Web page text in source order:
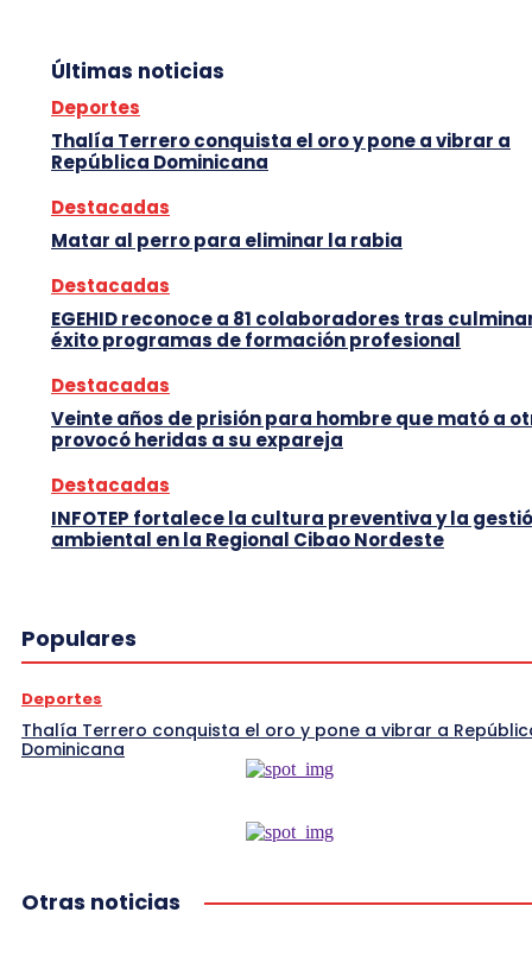
Últimas noticias
Deportes
Thalía Terrero conquista el oro y pone a vibrar a
República Dominicana
Destacadas
Matar al perro para eliminar la rabia
Destacadas
EGEHID reconoce a 81 colaboradores tras
éxito programas de formación profesional
Destacadas
Veinte años de prisión para hombre que mató a
provocó heridas a su expareja
Destacadas
INFOTEP fortalece la cultura preventiva y la
ambiental en la Regional Cibao Nordeste
Populares
Deportes
Thalía Terrero conquista el oro y pone a vibrar a
Dominicana
Otras noticias